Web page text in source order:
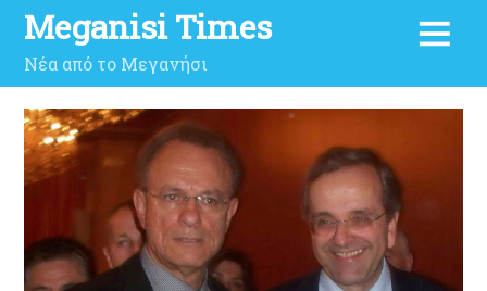
Meganisi Times
Νέα από το Μεγανήσι